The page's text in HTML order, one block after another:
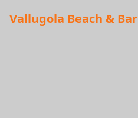
Vallugola Beach & Bar